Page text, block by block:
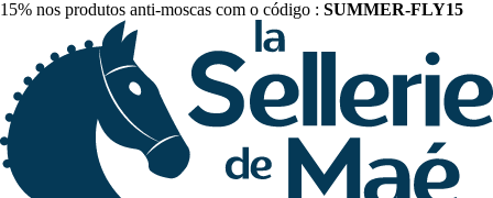
15% nos produtos anti-moscas com o código : SUMMER-FLY15